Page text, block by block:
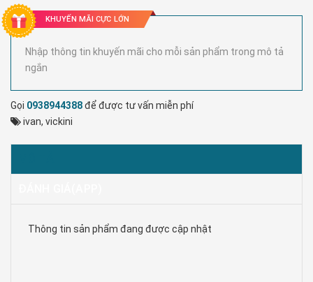
KHUYẾN MÃI CỰC LỚN
Nhập thông tin khuyến mãi cho mỗi sản phẩm trong mô tả
ngắn
Gọi 0938944388để được tư vấn miễn phí
ivan, vickini
Thông tin sản phẩm đang được cập nhật